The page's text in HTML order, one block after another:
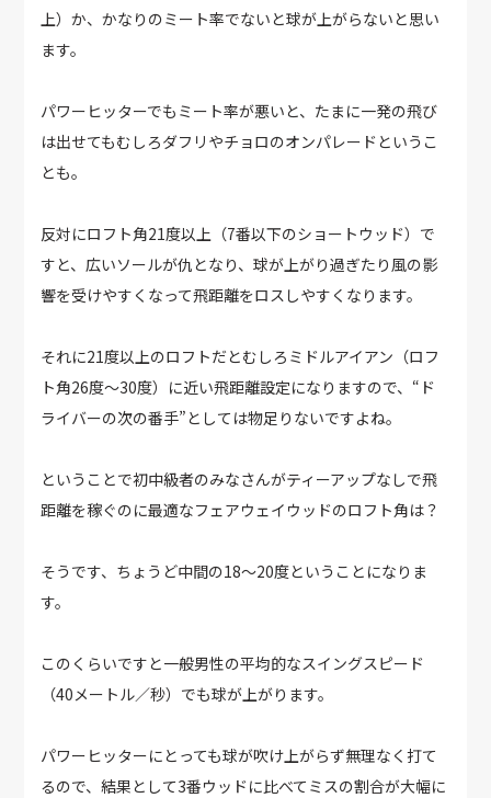
上）か、かなりのミート率でないと球が上がらないと思い
ます。
パワーヒッターでもミート率が悪いと、たまに一発の飛び
は出せてもむしろダフリやチョロのオンパレードというこ
とも。
反対にロフト角21度以上（7番以下のショートウッド）で
すと、広いソールが仇となり、球が上がり過ぎたり風の影
響を受けやすくなって飛距離をロスしやすくなります。
それに21度以上のロフトだとむしろミドルアイアン（ロフ
ト角26度～30度）に近い飛距離設定になりますので、“ド
ライバーの次の番手”としては物足りないですよね。
ということで初中級者のみなさんがティーアップなしで飛
距離を稼ぐのに最適なフェアウェイウッドのロフト角は？
そうです、ちょうど中間の18～20度ということになりま
す。
このくらいですと一般男性の平均的なスイングスピード
（40メートル／秒）でも球が上がります。
パワーヒッターにとっても球が吹け上がらず無理なく打て
るので、結果として3番ウッドに比べてミスの割合が大幅に